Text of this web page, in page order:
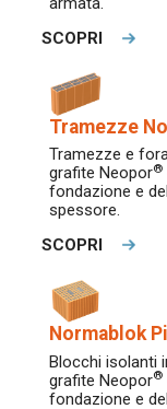
SCOPRI
Tramezze
Tramezze e
grafite Neopor®
fondazione e
spessore.
SCOPRI
Normablok
Blocchi isolanti
grafite Neopor®
fondazione e